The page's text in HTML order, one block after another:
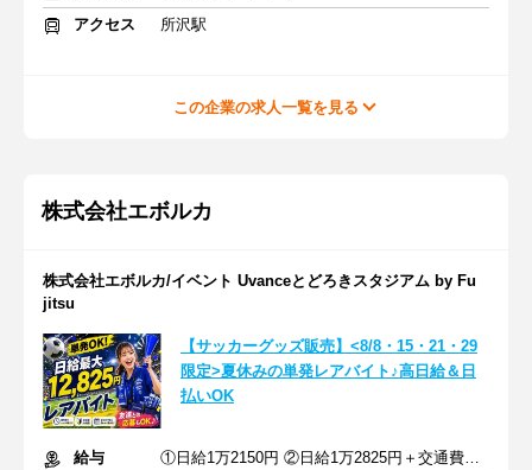
アクセス
所沢駅
この企業の求人一覧を見る
株式会社エボルカ
株式会社エボルカ/イベント Uvanceとどろきスタジアム by Fu
jitsu
【サッカーグッズ販売】<8/8・15・21・29
限定>夏休みの単発レアバイト♪高日給＆日
払いOK
給与
①日給1万2150円 ②日給1万2825円＋交通費全額支給